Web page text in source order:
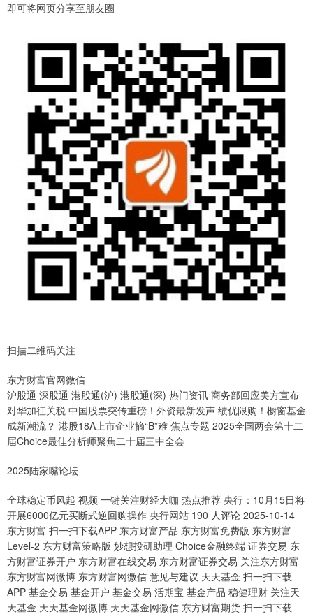
即可将网页分享至朋友圈
扫描二维码关注
东方财富官网微信
沪股通 深股通 港股通(沪) 港股通(深) 热门资讯 商务部回应美方宣布
对华加征关税 中国股票突传重磅！外资最新发声 绩优限购！橱窗基金
成新潮流？ 港股18A上市企业摘“B”难 焦点专题 2025全国两会第十二
届Choice最佳分析师聚焦二十届三中全会
2025陆家嘴论坛
全球稳定币风起 视频 一键关注财经大咖 热点推荐 央行：10月15日将
开展6000亿元买断式逆回购操作 央行网站 190 人评论 2025-10-14
东方财富 扫一扫下载APP 东方财富产品 东方财富免费版 东方财富
Level-2 东方财富策略版 妙想投研助理 Choice金融终端 证券交易 东
方财富证券开户 东方财富在线交易 东方财富证券交易 关注东方财富
东方财富网微博 东方财富网微信 意见与建议 天天基金 扫一扫下载
APP 基金交易 基金开户 基金交易 活期宝 基金产品 稳健理财 关注天
天基金 天天基金网微博 天天基金网微信 东方财富期货 扫一扫下载